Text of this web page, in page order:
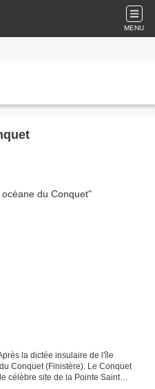
MENU
la dictée insulaire de l'île
Conquet (Finistère). Le Conquet
célèbre site de la Pointe Saint